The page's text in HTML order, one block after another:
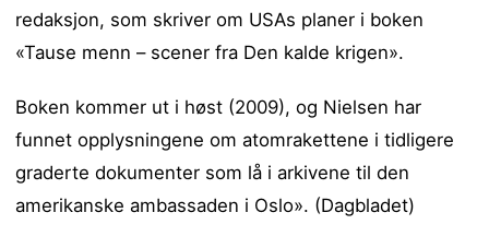
redaksjon, som skriver om USAs planer i boken
«Tause menn – scener fra Den kalde krigen».
Boken kommer ut i høst (2009), og Nielsen har
funnet opplysningene om atomrakettene i tidligere
graderte dokumenter som lå i arkivene til den
amerikanske ambassaden i Oslo». (Dagbladet)